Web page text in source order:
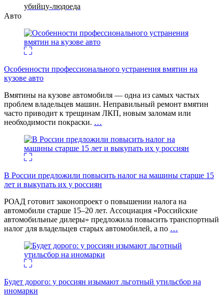
убийцу-людоеда
Авто
Особенности профессионального устранения вмятин на
кузове авто
Вмятины на кузове автомобиля — одна из самых частых
проблем владельцев машин. Неправильный ремонт вмятин
часто приводит к трещинам ЛКП, новым заломам или
необходимости покраски. …
В России предложили повысить налог на машины старше 15
лет и выкупать их у россиян
РОАД готовит законопроект о повышении налога на
автомобили старше 15–20 лет. Ассоциация «Российские
автомобильные дилеры» предложила повысить транспортный
налог для владельцев старых автомобилей, а по …
Будет дорого: у россиян изымают льготный утильсбор на
иномарки